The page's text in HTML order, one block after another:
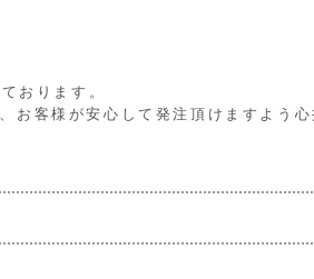
おります。
お客様が安心して発注頂けますよう心